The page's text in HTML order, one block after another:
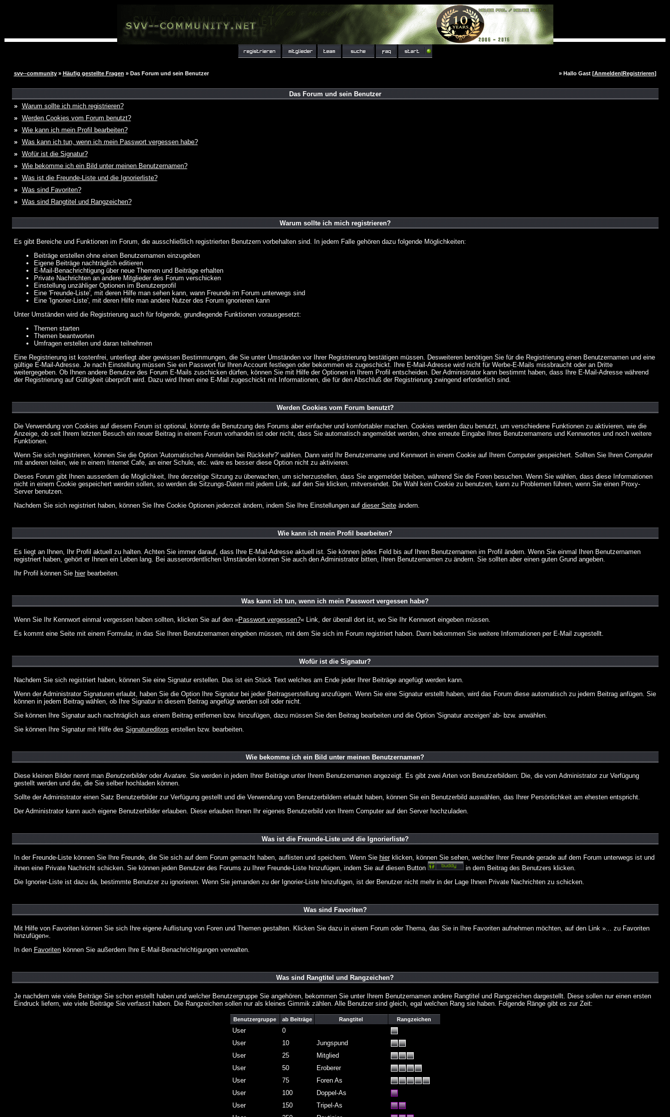
svv--community» Häufig gestellte Fragen » Das Forum und sein Benutzer » Hallo Gast [Anmelden|Registrieren]
Das Forum und sein Benutzer
»
Warum sollte ich mich registrieren?
»
Werden Cookies vom Forum benutzt?
»
Wie kann ich mein Profil bearbeiten?
»
Was kann ich tun, wenn ich mein Passwort vergessen habe?
»
Wofür ist die Signatur?
»
Wie bekomme ich ein Bild unter meinen Benutzernamen?
»
Was ist die Freunde-Liste und die Ignorierliste?
»
Was sind Favoriten?
»
Was sind Rangtitel und Rangzeichen?
Warum sollte ich mich registrieren?
Es gibt Bereiche und Funktionen im Forum, die ausschließlich registrierten Benutzern vorbehalten sind. In jedem Falle gehören dazu folgende Möglichkeiten:
Beiträge erstellen ohne einen Benutzernamen einzugeben
Eigene Beiträge nachträglich editieren
E-Mail-Benachrichtigung über neue Themen und Beiträge erhalten
Private Nachrichten an andere Mitglieder des Forum verschicken
Einstellung unzähliger Optionen im Benutzerprofil
Eine 'Freunde-Liste', mit deren Hilfe man sehen kann, wann Freunde im Forum unterwegs sind
Eine 'Ignorier-Liste', mit deren Hilfe man andere Nutzer des Forum ignorieren kann
Unter Umständen wird die Registrierung auch für folgende, grundlegende Funktionen vorausgesetzt:
Themen starten
Themen beantworten
Umfragen erstellen und daran teilnehmen
Eine Registrierung ist kostenfrei, unterliegt aber gewissen Bestimmungen, die Sie unter Umständen vor Ihrer Registrierung bestätigen müssen. Desweiteren benötigen Sie für die Registrierung einen Benutzernamen und eine
gültige E-Mail-Adresse. Je nach Einstellung müssen Sie ein Passwort für Ihren Account festlegen oder bekommen es zugeschickt. Ihre E-Mail-Adresse wird nicht für Werbe-E-Mails missbraucht oder an Dritte
weitergegeben. Ob Ihnen andere Benutzer des Forum E-Mails zuschicken dürfen, können Sie mit Hilfe der Optionen in Ihrem Profil entscheiden. Der Administrator kann bestimmt haben, dass Ihre E-Mail-Adresse während
der Registrierung auf Gültigkeit überprüft wird. Dazu wird Ihnen eine E-Mail zugeschickt mit Informationen, die für den Abschluß der Registrierung zwingend erforderlich sind.
Werden Cookies vom Forum benutzt?
Die Verwendung von Cookies auf diesem Forum ist optional, könnte die Benutzung des Forums aber einfacher und komfortabler machen. Cookies werden dazu benutzt, um verschiedene Funktionen zu aktivieren, wie die
Anzeige, ob seit Ihrem letzten Besuch ein neuer Beitrag in einem Forum vorhanden ist oder nicht, dass Sie automatisch angemeldet werden, ohne erneute Eingabe Ihres Benutzernamens und Kennwortes und noch weitere
Funktionen.
Wenn Sie sich registrieren, können Sie die Option 'Automatisches Anmelden bei Rückkehr?' wählen. Dann wird Ihr Benutzername und Kennwort in einem Cookie auf Ihrem Computer gespeichert. Sollten Sie Ihren Computer
mit anderen teilen, wie in einem Internet Cafe, an einer Schule, etc. wäre es besser diese Option nicht zu aktivieren.
Dieses Forum gibt Ihnen ausserdem die Möglichkeit, Ihre derzeitige Sitzung zu überwachen, um sicherzustellen, dass Sie angemeldet bleiben, während Sie die Foren besuchen. Wenn Sie wählen, dass diese Informationen
nicht in einem Cookie gespeichert werden sollen, so werden die Sitzungs-Daten mit jedem Link, auf den Sie klicken, mitversendet. Die Wahl kein Cookie zu benutzen, kann zu Problemen führen, wenn Sie einen Proxy-
Server benutzen.
Nachdem Sie sich registriert haben, können Sie Ihre Cookie Optionen jederzeit ändern, indem Sie Ihre Einstellungen auf dieser Seiteändern.
Wie kann ich mein Profil bearbeiten?
Es liegt an Ihnen, Ihr Profil aktuell zu halten. Achten Sie immer darauf, dass Ihre E-Mail-Adresse aktuell ist. Sie können jedes Feld bis auf Ihren Benutzernamen im Profil ändern. Wenn Sie einmal Ihren Benutzernamen
registriert haben, gehört er Ihnen ein Leben lang. Bei ausserordentlichen Umständen können Sie auch den Administrator bitten, Ihren Benutzernamen zu ändern. Sie sollten aber einen guten Grund angeben.
Ihr Profil können Sie hierbearbeiten.
Was kann ich tun, wenn ich mein Passwort vergessen habe?
Wenn Sie Ihr Kennwort einmal vergessen haben sollten, klicken Sie auf den »Passwort vergessen?« Link, der überall dort ist, wo Sie Ihr Kennwort eingeben müssen.
Es kommt eine Seite mit einem Formular, in das Sie Ihren Benutzernamen eingeben müssen, mit dem Sie sich im Forum registriert haben. Dann bekommen Sie weitere Informationen per E-Mail zugestellt.
Wofür ist die Signatur?
Nachdem Sie sich registriert haben, können Sie eine Signatur erstellen. Das ist ein Stück Text welches am Ende jeder Ihrer Beiträge angefügt werden kann.
Wenn der Administrator Signaturen erlaubt, haben Sie die Option Ihre Signatur bei jeder Beitragserstellung anzufügen. Wenn Sie eine Signatur erstellt haben, wird das Forum diese automatisch zu jedem Beitrag anfügen. Sie
können in jedem Beitrag wählen, ob Ihre Signatur in diesem Beitrag angefügt werden soll oder nicht.
Sie können Ihre Signatur auch nachträglich aus einem Beitrag entfernen bzw. hinzufügen, dazu müssen Sie den Beitrag bearbeiten und die Option 'Signatur anzeigen' ab- bzw. anwählen.
Sie können Ihre Signatur mit Hilfe des Signatureditors erstellen bzw. bearbeiten.
Wie bekomme ich ein Bild unter meinen Benutzernamen?
Diese kleinen Bilder nennt man BenutzerbilderoderAvatare. Sie werden in jedem Ihrer Beiträge unter Ihrem Benutzernamen angezeigt. Es gibt zwei Arten von Benutzerbildern: Die, die vom Administrator zur Verfügung
gestellt werden und die, die Sie selber hochladen können.
Sollte der Administrator einen Satz Benutzerbilder zur Verfügung gestellt und die Verwendung von Benutzerbildern erlaubt haben, können Sie ein Benutzerbild auswählen, das Ihrer Persönlichkeit am ehesten entspricht.
Der Administrator kann auch eigene Benutzerbilder erlauben. Diese erlauben Ihnen Ihr eigenes Benutzerbild von Ihrem Computer auf den Server hochzuladen.
Was ist die Freunde-Liste und die Ignorierliste?
In der Freunde-Liste können Sie Ihre Freunde, die Sie sich auf dem Forum gemacht haben, auflisten und speichern. Wenn Sie hierklicken, können Sie sehen, welcher Ihrer Freunde gerade auf dem Forum unterwegs ist und
ihnen eine Private Nachricht schicken. Sie können jeden Benutzer des Forums zu Ihrer Freunde-Liste hinzufügen, indem Sie auf diesen Button
in dem Beitrag des Benutzers klicken.
Die Ignorier-Liste ist dazu da, bestimmte Benutzer zu ignorieren. Wenn Sie jemanden zu der Ignorier-Liste hinzufügen, ist der Benutzer nicht mehr in der Lage Ihnen Private Nachrichten zu schicken.
Was sind Favoriten?
Mit Hilfe von Favoriten können Sie sich Ihre eigene Auflistung von Foren und Themen gestalten. Klicken Sie dazu in einem Forum oder Thema, das Sie in Ihre Favoriten aufnehmen möchten, auf den Link »... zu Favoriten
hinzufügen«.
In den Favoritenkönnen Sie außerdem Ihre E-Mail-Benachrichtigungen verwalten.
Was sind Rangtitel und Rangzeichen?
Je nachdem wie viele Beiträge Sie schon erstellt haben und welcher Benutzergruppe Sie angehören, bekommen Sie unter Ihrem Benutzernamen andere Rangtitel und Rangzeichen dargestellt. Diese sollen nur einen ersten
Eindruck liefern, wie viele Beiträge Sie verfasst haben. Die Rangzeichen sollen nur als kleines Gimmik zählen. Alle Benutzer sind gleich, egal welchen Rang sie haben. Folgende Ränge gibt es zur Zeit:
Benutzergruppe ab Beiträge Rangtitel Rangzeichen
User
0
User
10
Jungspund
User
25
Mitglied
User
50
Eroberer
User
75
Foren As
User
100
Doppel-As
User
150
Tripel-As